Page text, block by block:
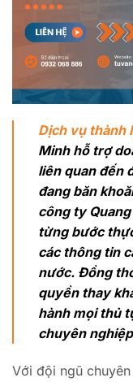
Dịch vụ thành
Minh hỗ trợ
liên quan đến
đang băn
công ty
từng bước
các thông tin
nước. Đồng
quyền thay
hành mọi thủ
chuyên
Với đội ngũ